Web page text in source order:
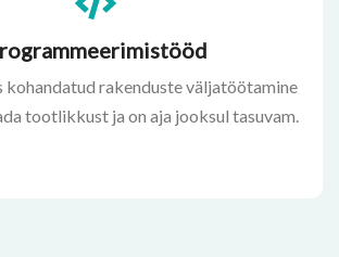
kohandatud rakenduste väljatöötamine
tootlikkust ja on aja jooksul tasuvam.